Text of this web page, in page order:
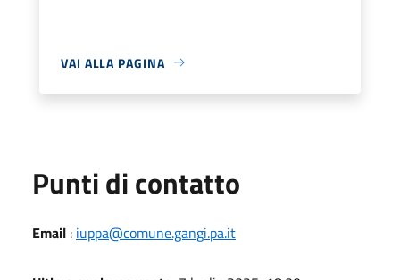
VAI ALLA PAGINA
Punti di contatto
Email : iuppa@comune.gangi.pa.it